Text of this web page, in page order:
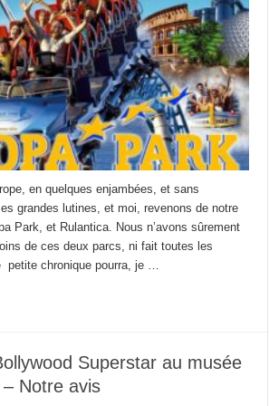
en quelques enjambées, et sans
grandes lutines, et moi, revenons de notre
Park, et Rulantica. Nous n’avons sûrement
de ces deux parcs, ni fait toutes les
petite chronique pourra, je …
Superstar au musée
Notre avis